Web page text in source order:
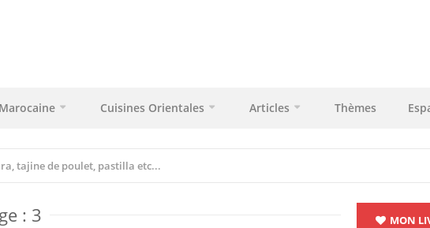
Cuisines Orientales Articles Thèmes
: 3 MON